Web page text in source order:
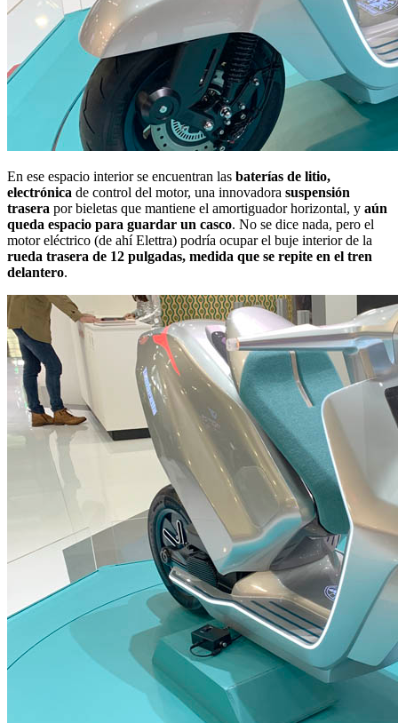
En ese espacio interior se encuentran las baterías de litio,
electrónica de control del motor, una innovadora suspensión
trasera por bieletas que mantiene el amortiguador horizontal, y aún
queda espacio para guardar un casco. No se dice nada, pero el
motor eléctrico (de ahí Elettra) podría ocupar el buje interior de la
rueda trasera de 12 pulgadas, medida que se repite en el tren
delantero.